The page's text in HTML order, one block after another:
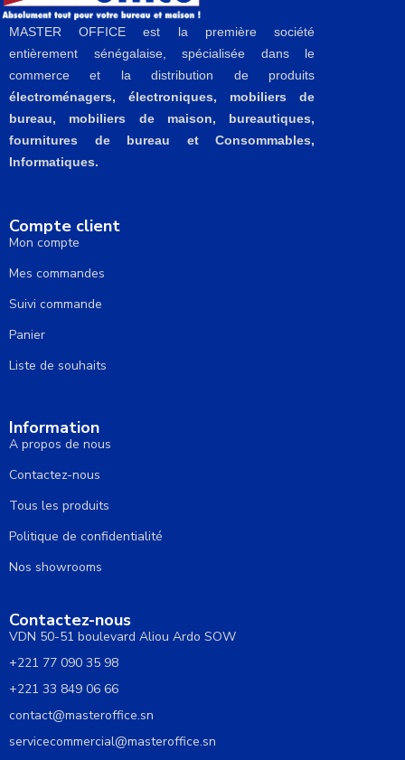
MASTER OFFICE est la première société
entièrement sénégalaise, spécialisée dans le
commerce et la distribution de produits
électroménagers, électroniques, mobiliers de
bureau, mobiliers de maison, bureautiques,
fournitures de bureau et Consommables,
Informatiques.
Compte client
Mon compte
Mes commandes
Suivi commande
Panier
Liste de souhaits
Information
A propos de nous
Contactez-nous
Tous les produits
Politique de confidentialité
Nos showrooms
Contactez-nous
VDN 50-51 boulevard Aliou Ardo SOW
+221 77 090 35 98
+221 33 849 06 66
contact@masteroffice.sn
servicecommercial@masteroffice.sn